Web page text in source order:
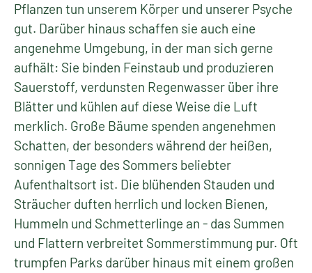
Pflanzen tun unserem Körper und unserer Psyche
gut. Darüber hinaus schaffen sie auch eine
angenehme Umgebung, in der man sich gerne
aufhält: Sie binden Feinstaub und produzieren
Sauerstoff, verdunsten Regenwasser über ihre
Blätter und kühlen auf diese Weise die Luft
merklich. Große Bäume spenden angenehmen
Schatten, der besonders während der heißen,
sonnigen Tage des Sommers beliebter
Aufenthaltsort ist. Die blühenden Stauden und
Sträucher duften herrlich und locken Bienen,
Hummeln und Schmetterlinge an - das Summen
und Flattern verbreitet Sommerstimmung pur. Oft
trumpfen Parks darüber hinaus mit einem großen